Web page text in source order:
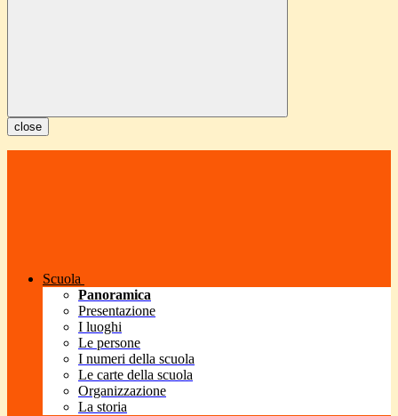
close
Scuola
Panoramica
Presentazione
I luoghi
Le persone
I numeri della scuola
Le carte della scuola
Organizzazione
La storia